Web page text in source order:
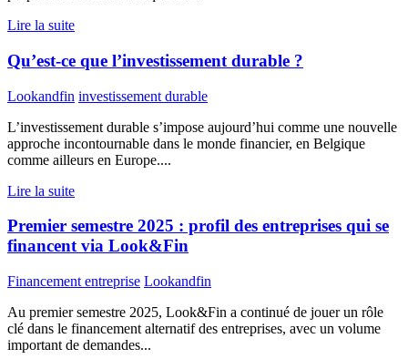
Lire la suite
Qu’est-ce que l’investissement durable ?
Lookandfin investissement durable
L’investissement durable s’impose aujourd’hui comme une nouvelle
approche incontournable dans le monde financier, en Belgique
comme ailleurs en Europe....
Lire la suite
Premier semestre 2025 : profil des entreprises qui se
financent via Look&Fin
Financement entreprise Lookandfin
Au premier semestre 2025, Look&Fin a continué de jouer un rôle
clé dans le financement alternatif des entreprises, avec un volume
important de demandes...